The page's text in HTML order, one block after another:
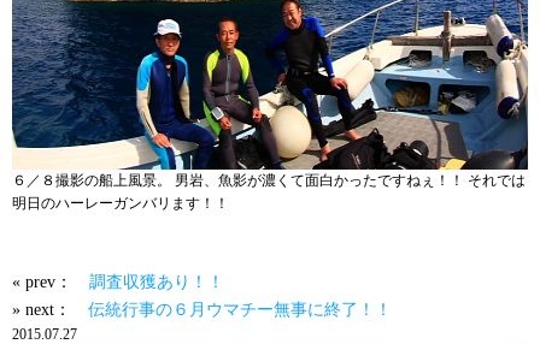
６／８撮影の船上風景。 男岩、魚影が濃くて面白かったですねぇ！！ それでは
明日のハーレーガンバリます！！
« prev： 調査収獲あり！！
» next： 伝統行事の６月ウマチー無事に終了！！
2015.07.27